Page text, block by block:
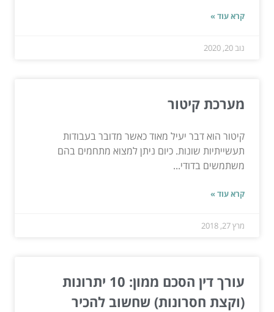
קרא עוד »
נוב 20, 2020
מערכת קיטור
קיטור הוא דבר יעיל מאוד כאשר מדובר בעבודות
תעשייתיות שונות. כיום ניתן למצוא מתחמים בהם
משתמשים בדודי...
קרא עוד »
מרץ 27, 2018
עורך דין הסכם ממון: 10 יתרונות
(וקצת חסרונות) שחשוב להכיר